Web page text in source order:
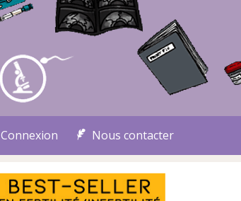
Connexion Nous contacter